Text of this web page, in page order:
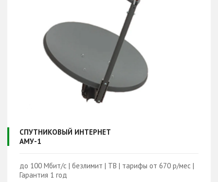
СПУТНИКОВЫЙ ИНТЕРНЕТ
АМУ-1
до 100 Мбит/с | безлимит | ТВ | тарифы от 670 р/мес |
Гарантия 1 год